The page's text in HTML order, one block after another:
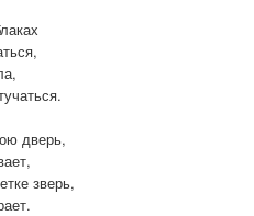
дверь,
зверь,